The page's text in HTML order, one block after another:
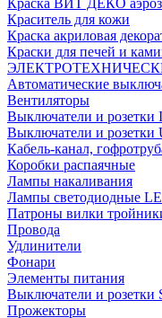
Краска ВИТ ДЕКО
Краситель для кожи
Краска акриловая
Краски для печей и
Автоматические
Вентиляторы
Выключатели и
Выключатели и розетки
Кабель-канал,
Коробки распаячные
Лампы накаливания
Лампы светодиодные
Патроны вилки
Провода
Удлинители
Фонари
Элементы питания
Выключатели и розетки
Прожекторы